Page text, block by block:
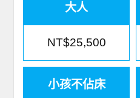
大人
NT$25,500
小孩不佔床